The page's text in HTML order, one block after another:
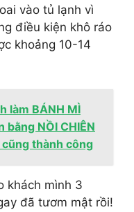
vào tủ lạnh vì
điều kiện khô ráo
khoảng 10-14
làm BÁNH MÌ
bằng NỒI CHIÊN
cũng thành công
khách mình 3
đã tươm mật rồi!